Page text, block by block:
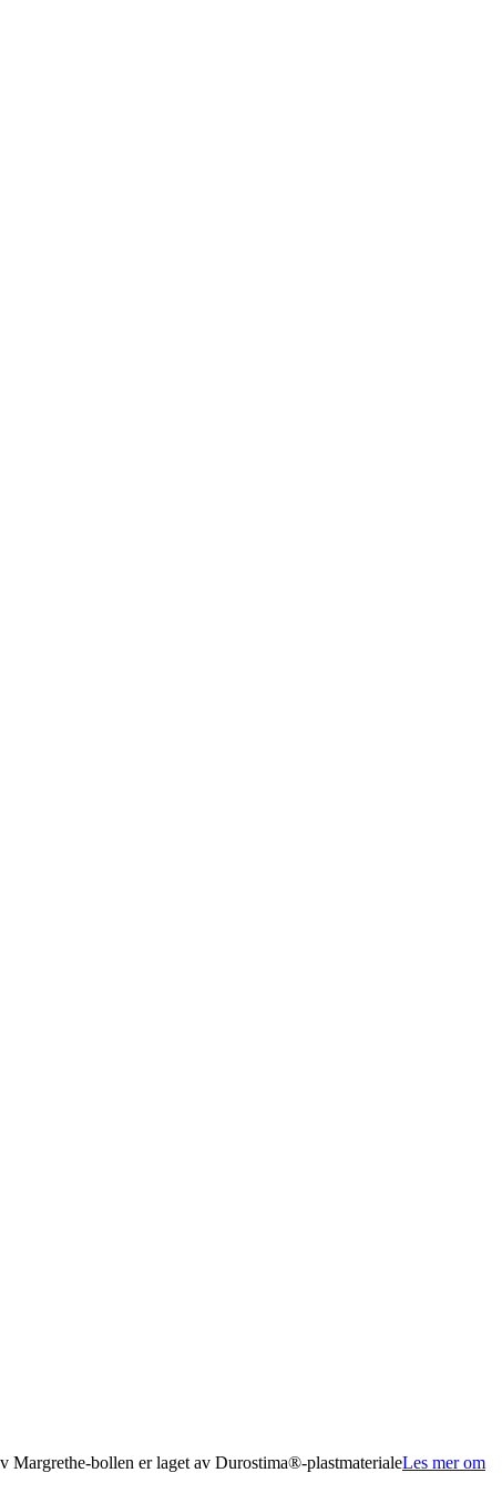
Margrethe-bollen er laget av Durostima®-plastmaterialeLes mer om